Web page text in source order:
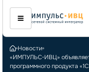
Новости
«ИМПУЛЬС-ИВЦ»
программного продукта